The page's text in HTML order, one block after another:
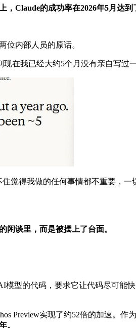
Claude的成功率在2026年5月达到
位内部人员的原话。
在我已经大约5个月没有亲自写过
觉得我做的任何事情都不重要，
闲谈里，而是被摆上了台面。
模型的代码，要求它让代码尽可
Preview实现了约52倍的加速
。